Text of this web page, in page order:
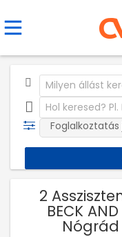
Foglalkoztatás
2
BECK